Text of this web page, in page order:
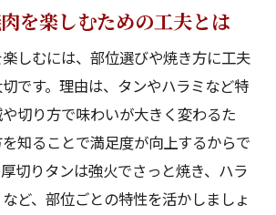
を楽しむための工夫とは
しむには、部位選びや焼き方に工夫
です。理由は、タンやハラミなど特
切り方で味わいが大きく変わるた
知ることで満足度が向上するからで
切りタンは強火でさっと焼き、ハラ
ど、部位ごとの特性を活かしましょ